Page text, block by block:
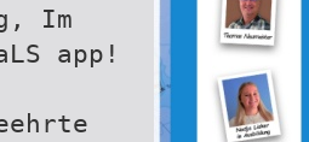
Im
app!